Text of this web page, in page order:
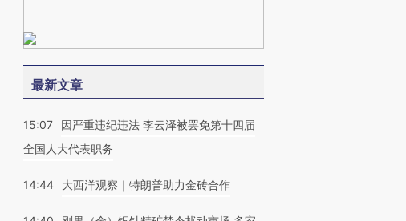
最新文章
15:07
因严重违纪违法 李云泽被罢免第十四届
全国人大代表职务
14:44 大西洋观察｜特朗普助力金砖合作